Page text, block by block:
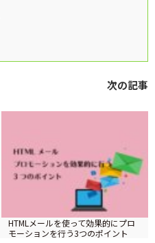
次の記事
HTMLメールを使って効果的にプロ
モーションを行う3つのポイント